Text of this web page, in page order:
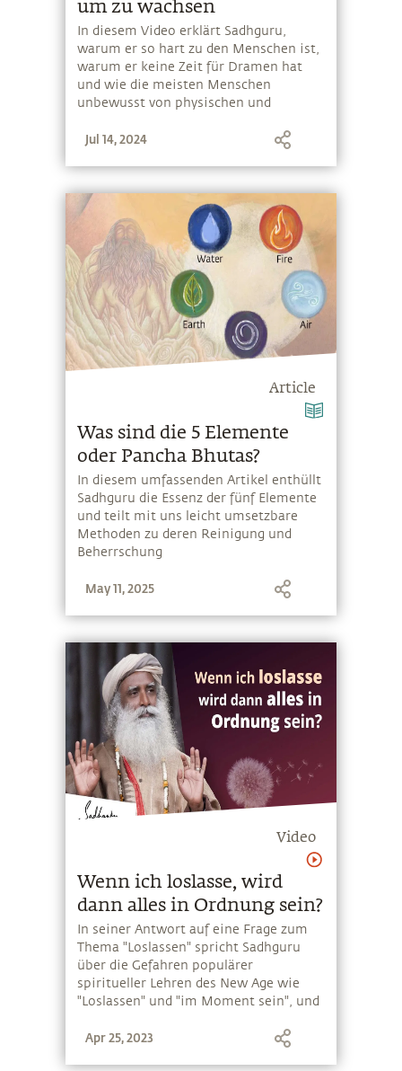
um zu wachsen
In diesem Video erklärt Sadhguru,
warum er so hart zu den Menschen ist,
warum er keine Zeit für Dramen hat
und wie die meisten Menschen
unbewusst von physischen und
sind
Jul 14, 2024
Article
Was sind die 5 Elemente
oder Pancha Bhutas?
In diesem umfassenden Artikel enthüllt
Sadhguru die Essenz der fünf Elemente
und teilt mit uns leicht umsetzbare
Methoden zu deren Reinigung und
Beherrschung
May 11, 2025
Video
Wenn ich loslasse, wird
dann alles in Ordnung sein?
In seiner Antwort auf eine Frage zum
Thema "Loslassen" spricht Sadhguru
über die Gefahren populärer
spiritueller Lehren des New Age wie
"Loslassen" und "im Moment sein", und
Suche nach Trost und der Suche nach
Apr 25, 2023